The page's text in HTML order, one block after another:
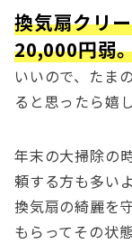
換気扇クリ
20,000円弱
いいので、たま
ると思ったら嬉
年末の大掃除の
頼する方も多い
換気扇の綺麗を
もらってその状